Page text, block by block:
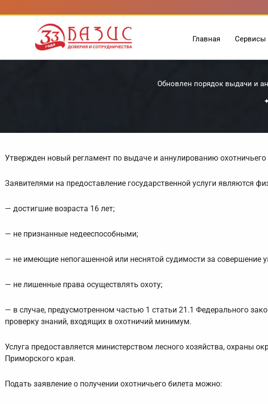
к
содержимому
Главная Cервисы
Обновлен порядок выдачи и
Утвержден новый регламент по выдаче и аннулированию
Заявителями на предоставление государственной услуги являются
— достигшие возраста 16 лет;
— не признанные недееспособными;
— не имеющие непогашенной или неснятой судимости за совершение
— не лишенные права осуществлять охоту;
— в случае, предусмотренном частью 1 статьи 21.1 Федерального
проверку знаний, входящих в охотничий минимум.
Услуга предоставляется министерством лесного хозяйства, охраны
Приморского края.
Подать заявление о получении охотничьего билета можно: